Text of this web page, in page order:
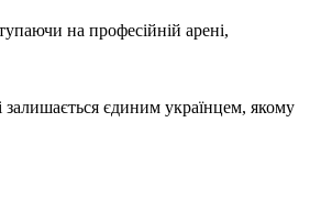
на професійній арені,
залишається єдиним українцем, якому